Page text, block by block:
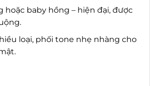
hoặc baby hồng – hiện đại, được
loại, phối tone nhẹ nhàng cho